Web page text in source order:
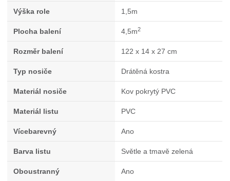
Výška role 1,5m
Plocha balení 4,5m2
Rozměr balení 122 x 14 x 27 cm
Typ nosiče Drátěná kostra
Materiál nosiče Kov pokrytý PVC
Materiál listu PVC
Vícebarevný Ano
Barva listu Světle a tmavě zelená
Oboustranný Ano